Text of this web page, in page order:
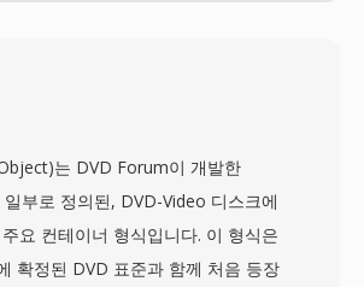
는 DVD Forum이 개발한
부로 정의된, DVD-Video 디스크에
요 컨테이너 형식입니다. 이 형식은
확정된 DVD 표준과 함께 처음 등장